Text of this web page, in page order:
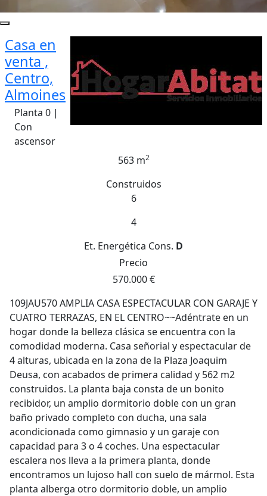
Casa en
venta ,
Centro,
Almoines
Planta 0 |
Con
ascensor
563 m2
Construidos
6
4
Et. Energética Cons. D
Precio
570.000 €
109JAU570 AMPLIA CASA ESPECTACULAR CON GARAJE Y
CUATRO TERRAZAS, EN EL CENTRO~~Adéntrate en un
hogar donde la belleza clásica se encuentra con la
comodidad moderna. Casa señorial y espectacular de
4 alturas, ubicada en la zona de la Plaza Joaquim
Deusa, con acabados de primera calidad y 562 m2
construidos. La planta baja consta de un bonito
recibidor, un amplio dormitorio doble con un gran
baño privado completo con ducha, una sala
acondicionada como gimnasio y un garaje con
capacidad para 3 o 4 coches. Una espectacular
escalera nos lleva a la primera planta, donde
encontramos un lujoso hall con suelo de mármol. Esta
planta alberga otro dormitorio doble, un amplio